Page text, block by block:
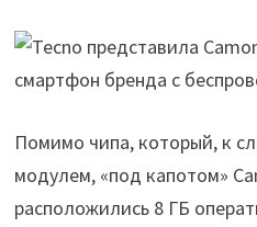
Помимо чипа, который, к
модулем, «под капотом»
расположились 8 ГБ